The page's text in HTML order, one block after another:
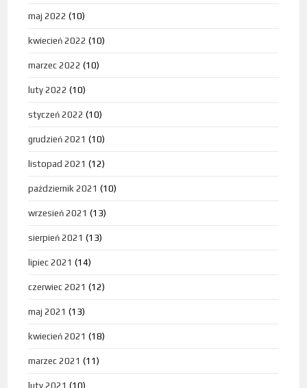
maj 2022 (10)
kwiecień 2022 (10)
marzec 2022 (10)
luty 2022 (10)
styczeń 2022 (10)
grudzień 2021 (10)
listopad 2021 (12)
październik 2021 (10)
wrzesień 2021 (13)
sierpień 2021 (13)
lipiec 2021 (14)
czerwiec 2021 (12)
maj 2021 (13)
kwiecień 2021 (18)
marzec 2021 (11)
luty 2021 (10)